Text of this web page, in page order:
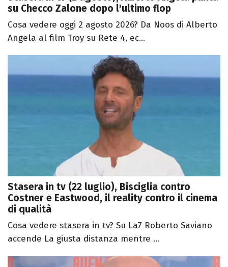
su Checco Zalone dopo l'ultimo flop
Cosa vedere oggi 2 agosto 2026? Da Noos di Alberto
Angela al film Troy su Rete 4, ec...
Stasera in tv (22 luglio), Bisciglia contro
Costner e Eastwood, il reality contro il cinema
di qualità
Cosa vedere stasera in tv? Su La7 Roberto Saviano
accende La giusta distanza mentre ...